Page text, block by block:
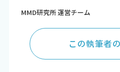
MMD研究所 運営チーム
この執筆者